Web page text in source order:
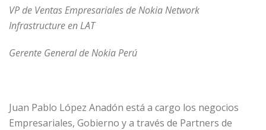
VP de Ventas Empresariales de Nokia Network
Infrastructure en LAT
Gerente General de Nokia Perú
Juan Pablo López Anadón está a cargo los negocios
Empresariales, Gobierno y a través de Partners de